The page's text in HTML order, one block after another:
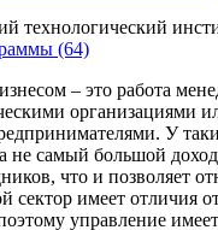
(64)
– это работа
организациями
У
не самый большой
что и позволяет
сектор имеет отличия
управление